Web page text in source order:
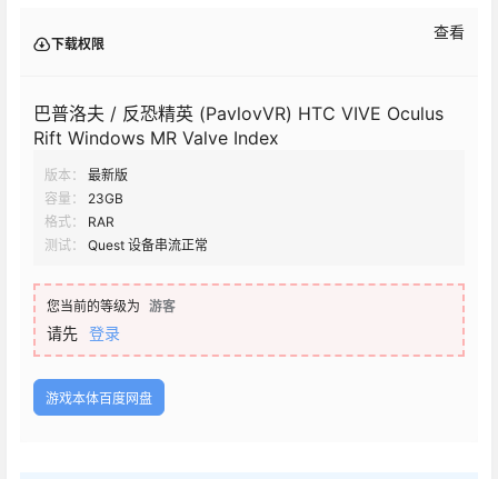
下载权限
查看
巴普洛夫 / 反恐精英 (PavlovVR) HTC VIVE Oculus
Rift Windows MR Valve Index
版本：
最新版
容量：
23GB
格式：
RAR
测试：
Quest 设备串流正常
您当前的等级为 游客
请先 登录
游戏本体百度网盘